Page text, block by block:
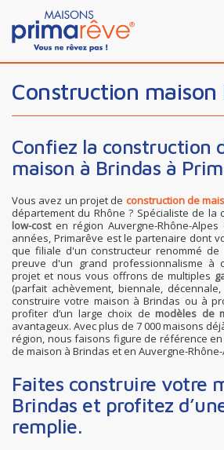
Construction
Confiez la construction
maison à Brindas à
Vous avez un projet de construction de
département du Rhône ? Spécialiste de la
low-costen région Auvergne-Rhône-
années, Primarêve est le partenaire dont
que filiale d'un constructeur renommé
preuve d'un grand professionnalisme à
projet et nous vous offrons de multiples
(parfait achèvement, biennale,
construire votre maison à Brindas ou à
profiter d’un large choix de modèles de
avantageux. Avec plus de 7 000 maisons
région, nous faisons figure de référence
de maison à Brindas et en Auvergne-
Faites construire votre
Brindas et profitez
remplie.